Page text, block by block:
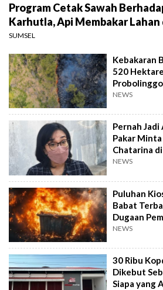
Program Cetak Sawah
Karhutla, Api Membakar Lahan
SUMSEL
Kebakaran
520
NEWS
Pernah Jadi
Pakar
Chatarina di
NEWS
Puluhan
Babat
Dugaan
NEWS
30 Ribu
Dikebut
Siapa yang